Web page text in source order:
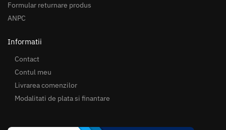
Formular returnare produs
ANPC
Informatii
Contact
Contul meu
Livrarea comenzilor
Modalitati de plata si finantare